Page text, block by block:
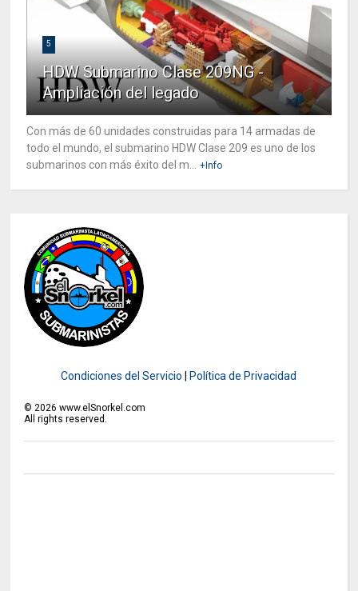
5
HDW Submarino Clase 209NG -
Ampliación del legado
Con más de 60 unidades construidas para 14 armadas de
todo el mundo, el submarino HDW Clase 209 es uno de los
submarinos con más éxito del m...
+Info
Condiciones del Servicio Política de Privacidad
© 2026 www.elSnorkel.com
All rights reserved.